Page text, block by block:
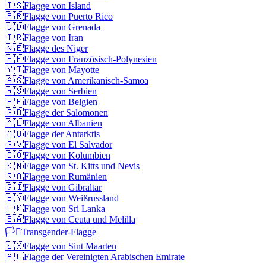
🇮🇸Flagge von Island
🇵🇷Flagge von Puerto Rico
🇬🇩Flagge von Grenada
🇮🇷Flagge von Iran
🇳🇪Flagge des Niger
🇵🇫Flagge von Französisch-Polynesien
🇾🇹Flagge von Mayotte
🇦🇸Flagge von Amerikanisch-Samoa
🇷🇸Flagge von Serbien
🇧🇪Flagge von Belgien
🇸🇧Flagge der Salomonen
🇦🇱Flagge von Albanien
🇦🇶Flagge der Antarktis
🇸🇻Flagge von El Salvador
🇨🇴Flagge von Kolumbien
🇰🇳Flagge von St. Kitts und Nevis
🇷🇴Flagge von Rumänien
🇬🇮Flagge von Gibraltar
🇧🇾Flagge von Weißrussland
🇱🇰Flagge von Sri Lanka
🇪🇦Flagge von Ceuta und Melilla
🏳️‍⚧️Transgender-Flagge
🇸🇽Flagge von Sint Maarten
🇦🇪Flagge der Vereinigten Arabischen Emirate